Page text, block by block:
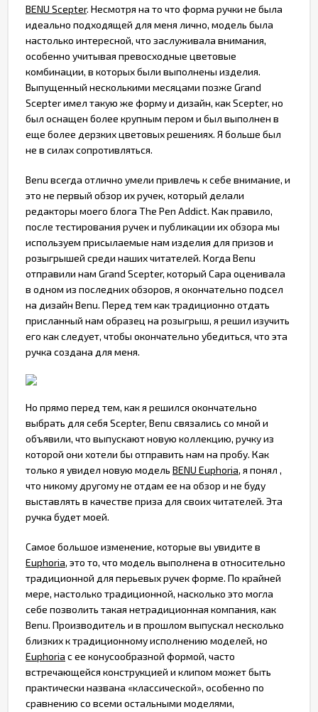
BENU Scepter. Несмотря на то что форма ручки не была
идеально подходящей для меня лично, модель была
настолько интересной, что заслуживала внимания,
особенно учитывая превосходные цветовые
комбинации, в которых были выполнены изделия.
Выпущенный несколькими месяцами позже Grand
Scepter имел такую же форму и дизайн, как Scepter, но
был оснащен более крупным пером и был выполнен в
еще более дерзких цветовых решениях. Я больше был
не в силах сопротивляться.
Benu всегда отлично умели привлечь к себе внимание, и
это не первый обзор их ручек, который делали
редакторы моего блога The Pen Addict. Как правило,
после тестирования ручек и публикации их обзора мы
используем присылаемые нам изделия для призов и
розыгрышей среди наших читателей. Когда Benu
отправили нам Grand Scepter, который Сара оценивала
в одном из последних обзоров, я окончательно подсел
на дизайн Benu. Перед тем как традиционно отдать
присланный нам образец на розыгрыш, я решил изучить
его как следует, чтобы окончательно убедиться, что эта
ручка создана для меня.
Но прямо перед тем, как я решился окончательно
выбрать для себя Scepter, Benu связались со мной и
объявили, что выпускают новую коллекцию, ручку из
которой они хотели бы отправить нам на пробу. Как
только я увидел новую модель BENU Euphoria, я понял ,
что никому другому не отдам ее на обзор и не буду
выставлять в качестве приза для своих читателей. Эта
ручка будет моей.
Самое большое изменение, которые вы увидите в
Euphoria, это то, что модель выполнена в относительно
традиционной для перьевых ручек форме. По крайней
мере, настолько традиционной, насколько это могла
себе позволить такая нетрадиционная компания, как
Benu. Производитель и в прошлом выпускал несколько
близких к традиционному исполнению моделей, но
Euphoria с ее конусообразной формой, часто
встречающейся конструкцией и клипом может быть
практически названа «классической», особенно по
сравнению со всеми остальными моделями,